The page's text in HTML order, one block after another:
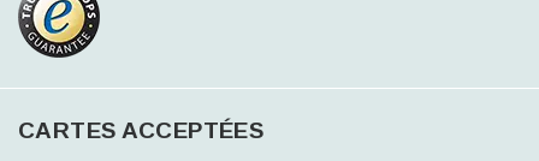
CARTES ACCEPTÉES